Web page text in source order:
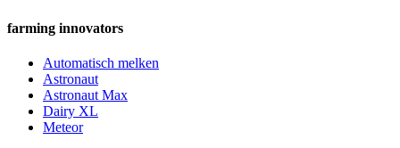
farming innovators
Automatisch melken
Astronaut
Astronaut Max
Dairy XL
Meteor